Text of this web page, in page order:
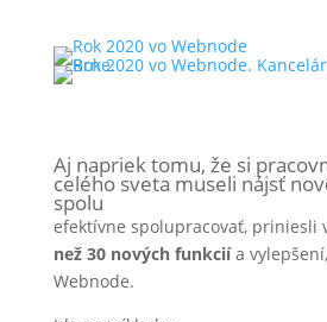
Aj napriek tomu, že si
celého sveta museli nájsť
spolu
efektívne spolupracovať, priniesli
než 30 nových funkciía
Webnode.